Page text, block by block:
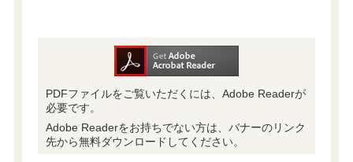
PDFファイルをご覧いただくには、Adobe Readerが
必要です。
Adobe Readerをお持ちでない方は、バナーのリンク
先から無料ダウンロードしてください。